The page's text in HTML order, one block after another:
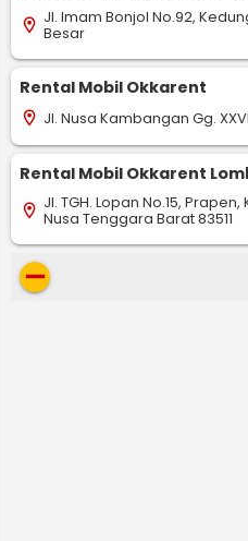
location_on Jl. Imam Bonjol No.92,
Besar
Rental Mobil Okkarent
location_on Jl. Nusa Kambangan Gg.
Rental Mobil Okkarent
location_on Jl. TGH. Lopan No.15,
Nusa Tenggara Barat 83511
remove